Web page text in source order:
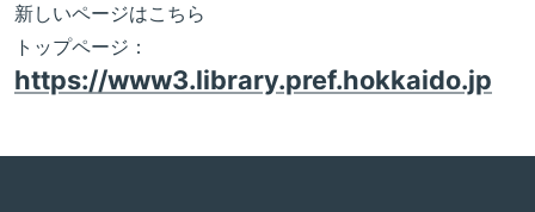
新しいページはこちら
トップページ：
https://www3.library.pref.hokkaido.jp